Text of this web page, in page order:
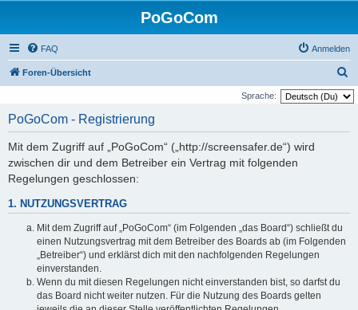
PoGoCom
FAQ Anmelden
Foren-Übersicht
u
Sprache:
PoGoCom - Registrierung
Mit dem Zugriff auf „PoGoCom“ („http://screensafer.de“) wird
zwischen dir und dem Betreiber ein Vertrag mit folgenden
Regelungen geschlossen:
1. NUTZUNGSVERTRAG
Mit dem Zugriff auf „PoGoCom“ (im Folgenden „das Board“) schließt du
einen Nutzungsvertrag mit dem Betreiber des Boards ab (im Folgenden
„Betreiber“) und erklärst dich mit den nachfolgenden Regelungen
einverstanden.
Wenn du mit diesen Regelungen nicht einverstanden bist, so darfst du
das Board nicht weiter nutzen. Für die Nutzung des Boards gelten